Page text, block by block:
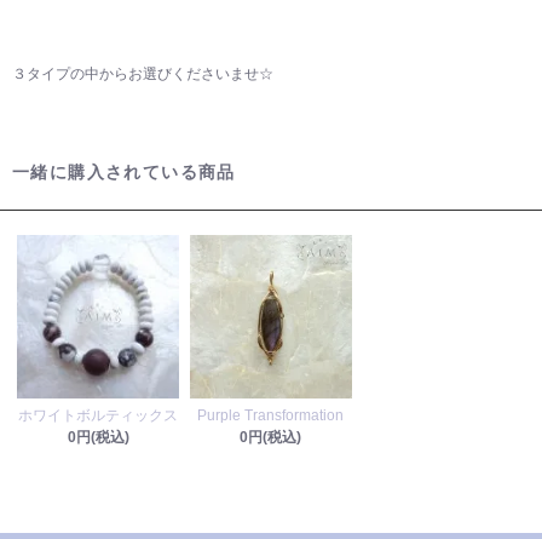
３タイプの中からお選びくださいませ☆
一緒に購入されている商品
ホワイトボルティックス
0円(税込)
Purple Transformation
0円(税込)